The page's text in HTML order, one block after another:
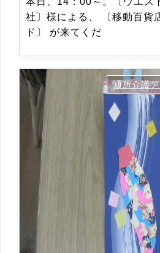
社〕様による、 〔移動百
ド〕 が来てくだ
通所介護